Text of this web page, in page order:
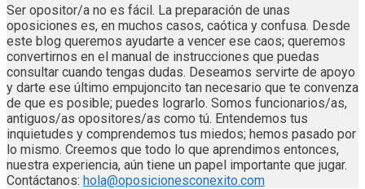
Ser opositor/a no es fácil. La preparación de unas
oposiciones es, en muchos casos, caótica y confusa. Desde
este blog queremos ayudarte a vencer ese caos; queremos
convertirnos en el manual de instrucciones que puedas
consultar cuando tengas dudas. Deseamos servirte de apoyo
y darte ese último empujoncito tan necesario que te convenza
de que es posible; puedes lograrlo. Somos funcionarios/as,
antiguos/as opositores/as como tú. Entendemos tus
inquietudes y comprendemos tus miedos; hemos pasado por
lo mismo. Creemos que todo lo que aprendimos entonces,
nuestra experiencia, aún tiene un papel importante que jugar.
Contáctanos: hola@oposicionesconexito.com